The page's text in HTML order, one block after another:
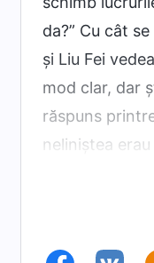
da?” Cu cât
și Liu Fei
mod clar, dar
răspuns
neliniștea
a mai